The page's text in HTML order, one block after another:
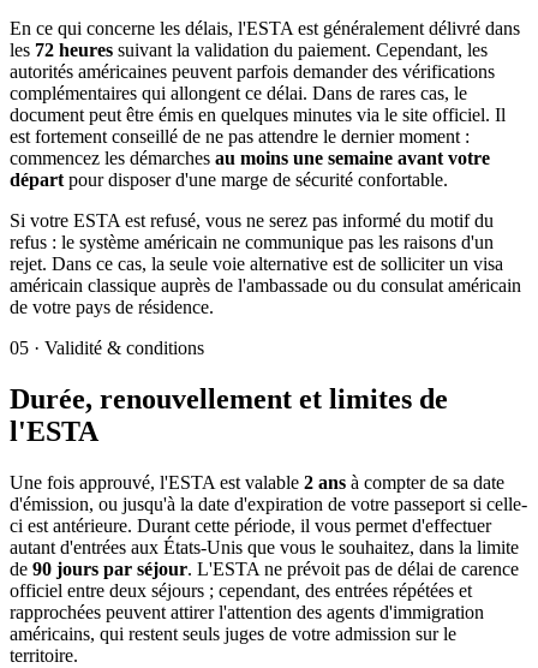
En ce qui concerne les délais, l'ESTA est généralement délivré dans
les 72 heures suivant la validation du paiement. Cependant, les
autorités américaines peuvent parfois demander des vérifications
complémentaires qui allongent ce délai. Dans de rares cas, le
document peut être émis en quelques minutes via le site officiel. Il
est fortement conseillé de ne pas attendre le dernier moment :
commencez les démarches au moins une semaine avant votre
départ pour disposer d'une marge de sécurité confortable.
Si votre ESTA est refusé, vous ne serez pas informé du motif du
refus : le système américain ne communique pas les raisons d'un
rejet. Dans ce cas, la seule voie alternative est de solliciter un visa
américain classique auprès de l'ambassade ou du consulat américain
de votre pays de résidence.
05 · Validité & conditions
Durée, renouvellement et limites de
l'ESTA
Une fois approuvé, l'ESTA est valable 2 ans à compter de sa date
d'émission, ou jusqu'à la date d'expiration de votre passeport si celle-
ci est antérieure. Durant cette période, il vous permet d'effectuer
autant d'entrées aux États-Unis que vous le souhaitez, dans la limite
de 90 jours par séjour. L'ESTA ne prévoit pas de délai de carence
officiel entre deux séjours ; cependant, des entrées répétées et
rapprochées peuvent attirer l'attention des agents d'immigration
américains, qui restent seuls juges de votre admission sur le
territoire.